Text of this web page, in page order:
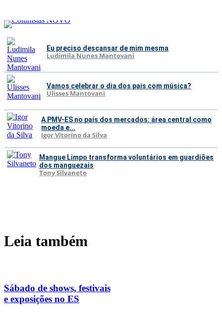
Eu preciso descansar de mim mesma
Ludimila Nunes Mantovani
Vamos celebrar o dia dos pais com música?
Ulisses Mantovani
A PMV-ES no país dos mercados: área central como
moeda e...
Igor Vitorino da Silva
Mangue Limpo transforma voluntários em guardiões
dos manguezais
Tony Silvaneto
Leia também
Sábado de shows, festivais
e exposições no ES